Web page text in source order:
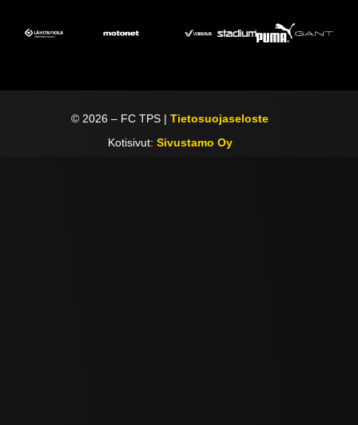
© 2026 – FC TPS |Tietosuojaseloste
Kotisivut: Sivustamo Oy